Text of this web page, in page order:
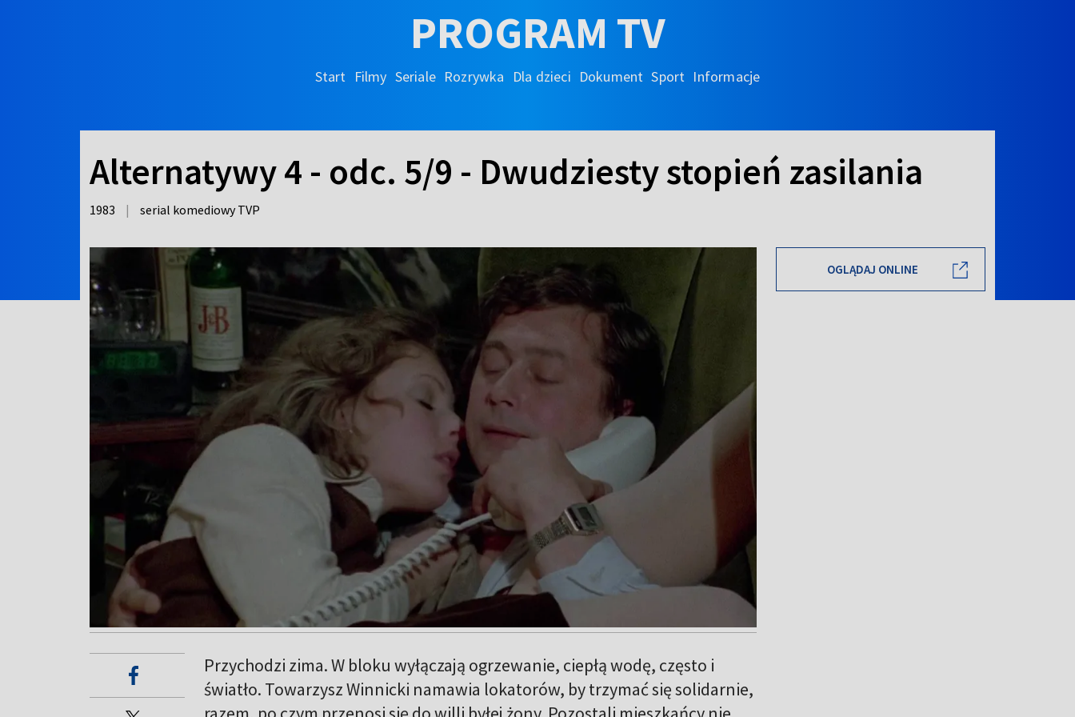
PROGRAM TV
Start Filmy Seriale Rozrywka Dla dzieci Dokument Sport Informacje
Alternatywy 4 - odc. 5/9 - Dwudziesty stopień zasilania
1983 | serial komediowy TVP
Przychodzi zima. W bloku wyłączają ogrzewanie, ciepłą wodę, często i
światło. Towarzysz Winnicki namawia lokatorów, by trzymać się solidarnie,
OGLĄDAJ ONLINE